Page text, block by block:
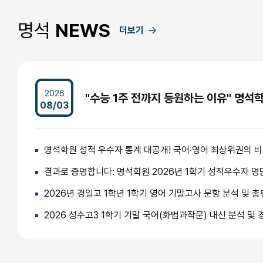
명석 NEWS 더보기
2026
08/03
명석학원 성적 우수자 통계 대공개! 국어·영어 최상위권의
결과로 증명합니다: 명석학원 2026년 1학기 성적우수자 명
2026년 경일고 1학년 1학기 영어 기말고사 문항 분석 및 총
2026 성수고3 1학기 기말 국어(화법과작문) 내신 분석 및